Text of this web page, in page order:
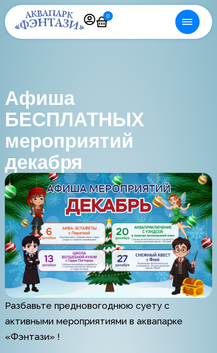
0
Афиша
БЕСПЛАТНЫХ
мероприятий
декабря
Разбавьте предновогоднюю суету с
активными мероприятиями в аквапарке
«Фэнтази» !